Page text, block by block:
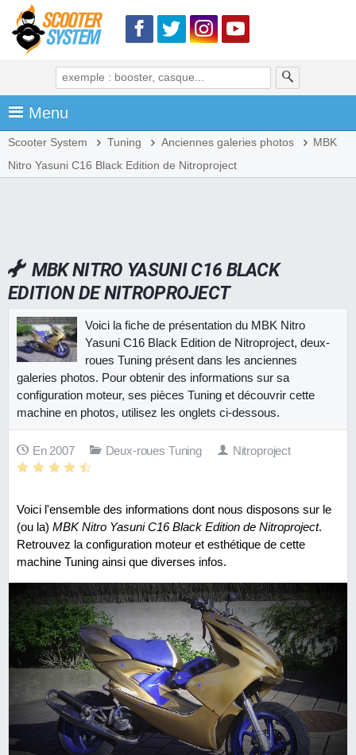
Menu
Scooter System Tuning Anciennes galeries photos
MBK
Nitro Yasuni C16 Black Edition de Nitroproject
MBK NITRO YASUNI C16 BLACK
EDITION DE NITROPROJECT
Voici la fiche de présentation du MBK Nitro
Yasuni C16 Black Edition de Nitroproject, deux-
roues Tuning présent dans les anciennes
galeries photos. Pour obtenir des informations sur sa
configuration moteur, ses pièces Tuning et découvrir cette
machine en photos, utilisez les onglets ci-dessous.
En 2007 Deux-roues Tuning Nitroproject
Voici l'ensemble des informations dont nous disposons sur le
(ou la) MBK Nitro Yasuni C16 Black Edition de Nitroproject.
Retrouvez la configuration moteur et esthétique de cette
machine Tuning ainsi que diverses infos.